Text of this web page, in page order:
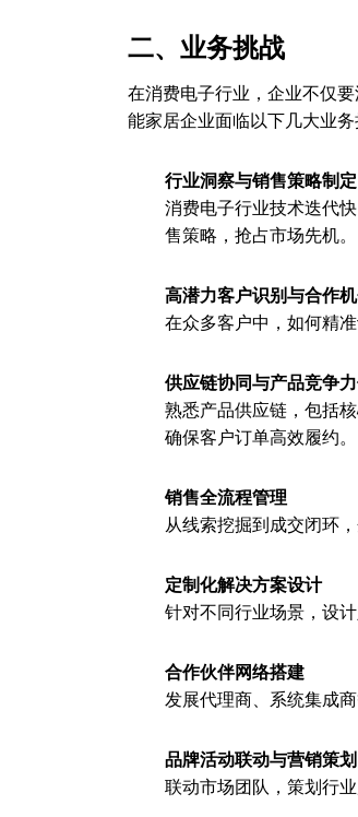
二、业务挑战
在消费电子行业，企业不仅
能家居企业面临以下几大业务
行业洞察与销售策略制定
消费电子行业技术迭代
售策略，抢占市场先机。
高潜力客户识别与合作
在众多客户中，如何精
供应链协同与产品竞争
熟悉产品供应链，包括
确保客户订单高效履约。
销售全流程管理
从线索挖掘到成交闭环
定制化解决方案设计
针对不同行业场景，设
合作伙伴网络搭建
发展代理商、系统集成
品牌活动联动与营销策划
联动市场团队，策划行